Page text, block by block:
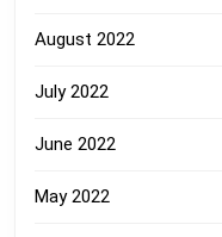
August 2022
July 2022
June 2022
May 2022